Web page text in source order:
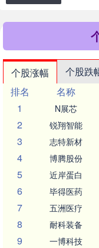
个股涨幅 个股跌
排名
名称
1
N展芯
2 锐翔智能
3 志特新材
4 博腾股份
5 近岸蛋白
6 毕得医药
7 五洲医疗
8 耐科装备
9 一博科技